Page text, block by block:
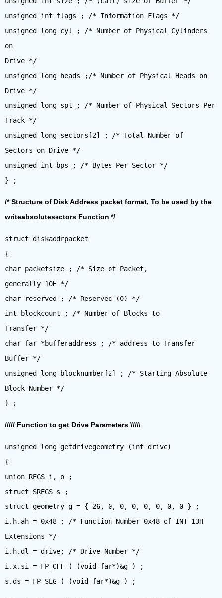
unsigned int flags ; /* Information Flags */
unsigned long cyl ; /* Number of Physical Cylinders
on
Drive */
unsigned long heads ;/* Number of Physical Heads on
Drive */
unsigned long spt ; /* Number of Physical Sectors Per
Track */
unsigned long sectors[2] ; /* Total Number of
Sectors on Drive */
unsigned int bps ; /* Bytes Per Sector */
/* Structure of Disk Address packet format, To be used by the
writeabsolutesectors Function */
struct diskaddrpacket
{
char packetsize ; /* Size of Packet,
generally 10H */
char reserved ; /* Reserved (0) */
int blockcount ; /* Number of Blocks to
Transfer */
char far *bufferaddress ; /* address to Transfer
Buffer */
unsigned long blocknumber[2] ; /* Starting Absolute
Block Number */
///// Function to get Drive Parameters \\\\\
unsigned long getdrivegeometry (int drive)
{
union REGS i, o ;
struct SREGS s ;
struct geometry g = { 26, 0, 0, 0, 0, 0, 0, 0 } ;
i.h.ah = 0x48 ; /* Function Number 0x48 of INT 13H
Extensions */
i.h.dl = drive; /* Drive Number */
i.x.si = FP_OFF ( (void far*)&g ) ;